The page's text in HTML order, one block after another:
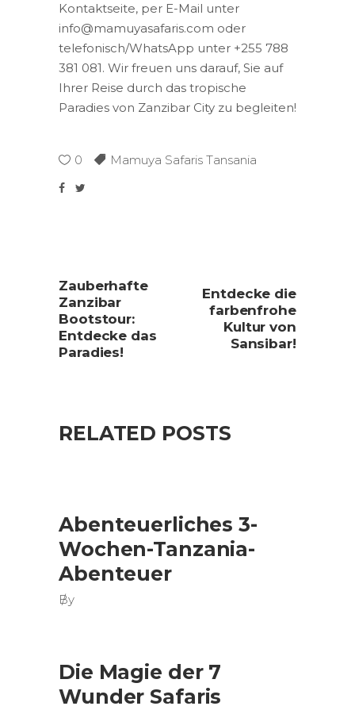
Kontaktseite, per E-Mail unter
info@mamuyasafaris.com oder
telefonisch/WhatsApp unter +255 788
381 081. Wir freuen uns darauf, Sie auf
Ihrer Reise durch das tropische
Paradies von Zanzibar City zu begleiten!
0 Mamuya Safaris Tansania
Zauberhafte
Zanzibar
Bootstour:
Entdecke das
Paradies!
Entdecke die
farbenfrohe
Kultur von
Sansibar!
RELATED POSTS
Abenteuerliches 3-
Wochen-Tanzania-
Abenteuer
By
Die Magie der 7
Wunder Safaris